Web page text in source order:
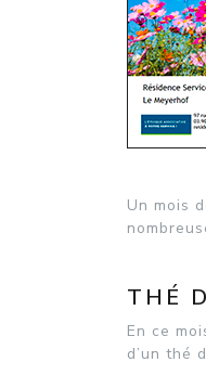
Un mois
THÉ
En ce
d’un thé